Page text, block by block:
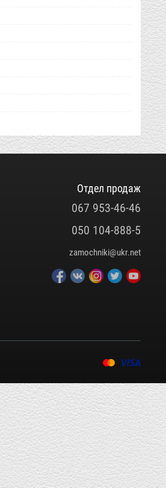
Отдел продаж
067 953-46-46
050 104-888-5
zamochniki@ukr.net